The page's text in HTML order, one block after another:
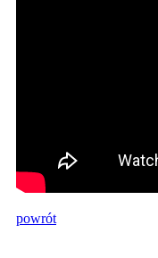
powrót